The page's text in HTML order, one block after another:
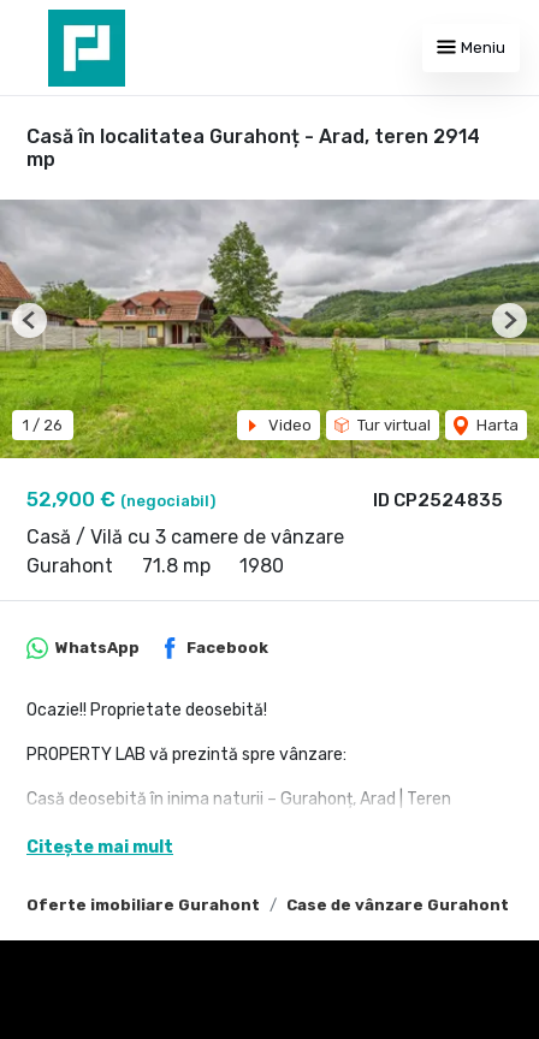
Meniu
Casă în localitatea Gurahonț - Arad, teren 2914
mp
ID CP2524835
52,900 € (negociabil)
Casă / Vilă cu 3 camere de vânzare
Gurahont
71.8 mp 1980
1 / 26 Video Tur virtual Harta
Previous
Oferte imobiliare Gurahont Case de vânzare Gurahont
WhatsApp Facebook
Ocazie!! Proprietate deosebită!
PROPERTY LAB vă prezintă spre vânzare:
Casă deosebită în inima naturii – Gurahonț, Arad | Teren
cadru natural de vis, în localitatea Gurahonț, județul Arad.
investiție agroturistică, această casă îmbină confortul
Citește mai mult